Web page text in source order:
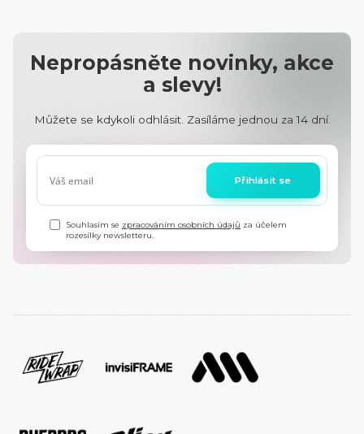
Nepropásněte novinky, akce
a slevy!
Můžete se kdykoli odhlásit. Zasíláme jednou za 14 dní.
Přihlásit se
Souhlasím se zpracováním osobních údajů za účelem
rozesílky newsletteru.